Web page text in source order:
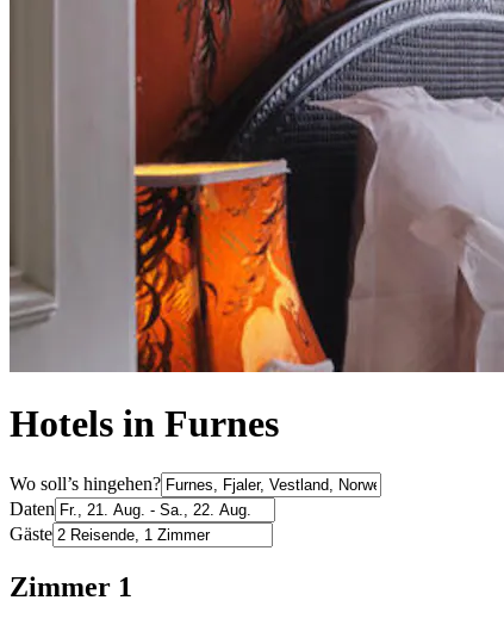
Hotels in Furnes
Wo soll’s hingehen?
Daten
Gäste
Zimmer 1